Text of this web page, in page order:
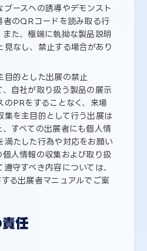
ブースへの誘導やデモンスト
者のQRコードを読み取る行
また、極端に執拗な製品説明
見なし、禁止する場合があり
目的とした出展の禁止
、自社が取り扱う製品の展示
のPRをすることなく、来場
集を主目的として行う出展は
、すべての出展者にも個人情
満たした行為や対応をお願い
個人情報の収集および取り扱
守すべき内容については、
る出展者マニュアルでご案
任